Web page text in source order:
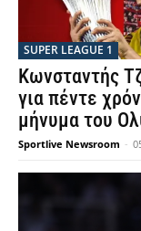
SUPER LEAGUE 1
Κωνσταντής
για πέντε
μήνυμα του
Sportlive Newsroom -